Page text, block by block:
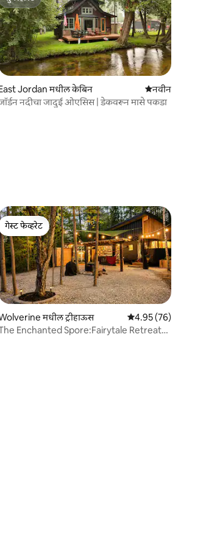
रेटिंग, 695 रिव्ह्यूज
सुपरहोस्ट
Jordan मधील केबिन नवीन राहण्याची जागा
नवीन
नदीचा जादुई ओएसिस | डेकवरून मासे पकडा
रेटिंग, 11 रिव्ह्यूज
गेस्ट फेव्हरेट
गेस्ट फेव्हरेट
मधील ट्रीहाऊस 5 पैकी 4.95 सरासरी रेटिंग,
4.95 (76)
Enchanted Spore:Fairytale Retreat